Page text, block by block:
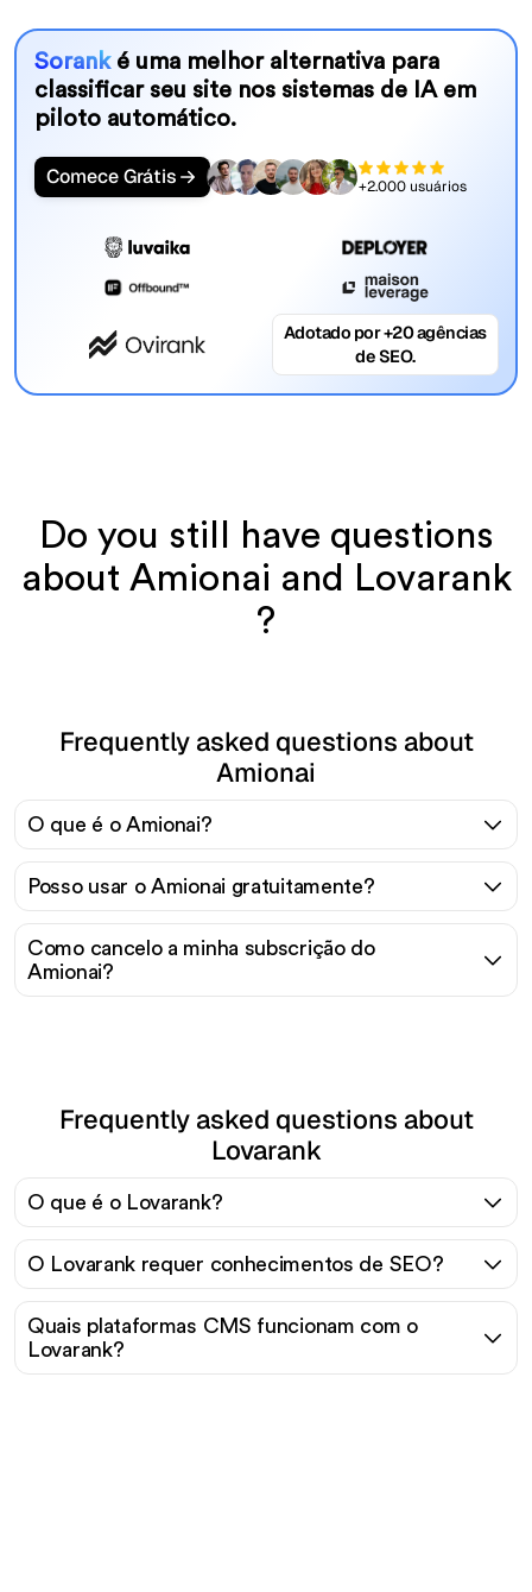
Sorank é uma melhor alternativa para
classificar seu site nos sistemas de IA em
piloto automático.
Comece Grátis +2.000 usuários
Adotado por +20 agências
de SEO.
Do you still have questions
about Amionai and Lovarank
?
Frequently asked questions about
Amionai
O que é o Amionai?
Posso usar o Amionai gratuitamente?
Como cancelo a minha subscrição do
Amionai?
Frequently asked questions about
Lovarank
O que é o Lovarank?
O Lovarank requer conhecimentos de SEO?
Quais plataformas CMS funcionam com o
Lovarank?